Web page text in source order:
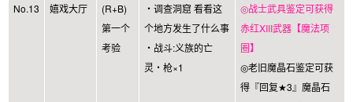
No.13 嬉戏大厅
(R+B)
第一个
考验
・调查洞窟 看看这
个地方发生了什么事
・战斗:义族的亡
灵・枪×1
◎战士武具鉴定可获得
赤红XIII武器【魔法项
圈】
◎老旧魔晶石鉴定可获
得『回复★3』魔晶石